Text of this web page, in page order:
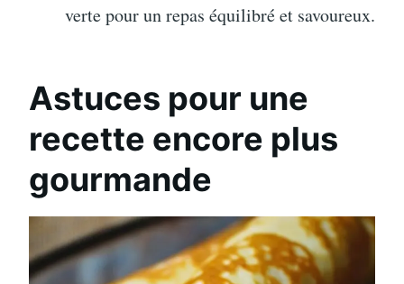
verte pour un repas équilibré et savoureux.
Astuces pour une
recette encore plus
gourmande